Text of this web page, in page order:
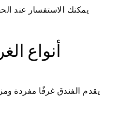
يمكنك الاستفسار عند
أنواع
يقدم الفندق غرفًا مفردة